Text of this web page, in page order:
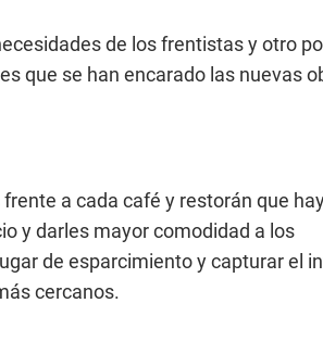
de los frentistas y otro
que se han encarado las nuevas
a cada café y restorán que
y darles mayor comodidad a los
de esparcimiento y capturar el
cercanos.